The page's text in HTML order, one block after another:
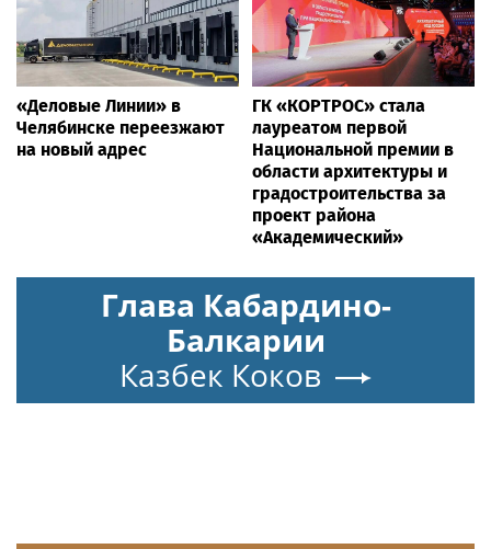
«Деловые Линии» в
Челябинске переезжают
на новый адрес
ГК «КОРТРОС» стала
лауреатом первой
Национальной премии в
области архитектуры и
градостроительства за
проект района
«Академический»
Глава Кабардино-
Балкарии
Казбек Коков